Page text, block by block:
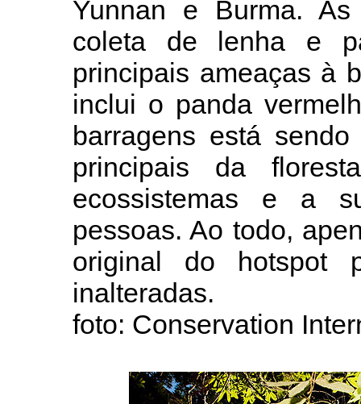
Yunnan e Burma.
coleta de lenha e
principais ameaças à
inclui o panda
barragens está
principais da
ecossistemas e a
pessoas. Ao todo,
original do hotspot
inalteradas.
foto: Conservation